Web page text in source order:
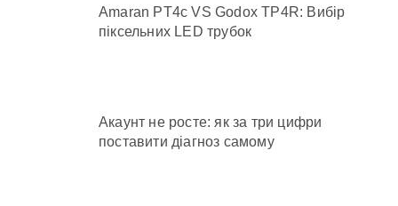
Amaran PT4c VS Godox TP4R: Вибір
піксельних LED трубок
Акаунт не росте: як за три цифри
поставити діагноз самому